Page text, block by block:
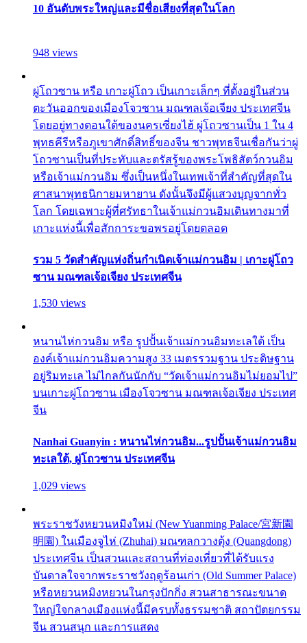
10 อันดับพระใหญ่และมีชื่อเสียงที่สุดในโลก
948 views
ผู่โถวซาน หรือ เกาะผู่โถว เป็นเกาะเล็กๆ ที่ตั้งอยู่ในส่วน
ตะวันออกของเมืองโจวซาน มณฑลเจ้อเจียง ประเทศจีน
โดยอยู่ทางตอนใต้ของนครเซี่ยงไฮ้ ผู่โถวซานเป็น 1 ใน 4
พุทธคีรีหรือภูเขาศักดิ์สิทธิ์ของจีน ชาวพุทธจีนเชื่อกันว่าผู่
โถวซานเป็นที่ประทับและตรัสรู้ของพระโพธิสัตว์กวนอิม
หรือเจ้าแม่กวนอิม ซึ่งเป็นหนึ่งในเทพเจ้าที่สำคัญที่สุดใน
ศาสนาพุทธนิกายมหายาน ดังนั้นจึงมีผู้แสวงบุญจากทั่ว
โลก โดยเฉพาะผู้ที่ศรัทธาในเจ้าแม่กวนอิมเดินทางมาที่
เกาะแห่งนี้เพื่อสักการะขอพรอยู่โดยตลอด
รวม 5 วัดสำคัญแห่งถิ่นกำเนิดเจ้าแม่กวนอิม | เกาะผู่โถว
ซาน มณฑลเจ้อเจียง ประเทศจีน
1,530 views
หนานไห่กวนอิม หรือ รูปปั้นเจ้าแม่กวนอิมทะเลใต้ เป็น
องค์เจ้าแม่กวนอิมความสูง 33 เมตรรวมฐาน ประดิษฐาน
อยู่ริมทะเล ไม่ไกลกันนักกับ “วัดเจ้าแม่กวนอิมไม่ยอมไป”
บนเกาะผู่โถวซาน เมืองโจวซาน มณฑลเจ้อเจียง ประเทศ
จีน
Nanhai Guanyin : หนานไห่กวนอิม...รูปปั้นเจ้าแม่กวนอิม
ทะเลใต้, ผู่โถวซาน ประเทศจีน
1,029 views
พระราชวังหยวนหมิงใหม่ (New Yuanming Palace/宮新園
明園) ในเมืองจูไห่ (Zhuhai) มณฑลกวางตุ้ง (Quangdong)
ประเทศจีน เป็นสวนและสถานที่ท่องเที่ยวที่ได้รับแรง
บันดาลใจจากพระราชวังฤดูร้อนเก่า (Old Summer Palace)
หรือหยวนหมิงหยวนในกรุงปักกิ่ง สวนสาธารณะขนาด
ใหญ่ใจกลางเมืองแห่งนี้มีครบทั้งธรรมชาติ สถาปัตยกรรม
จีน สวนสนุก และการแสดง